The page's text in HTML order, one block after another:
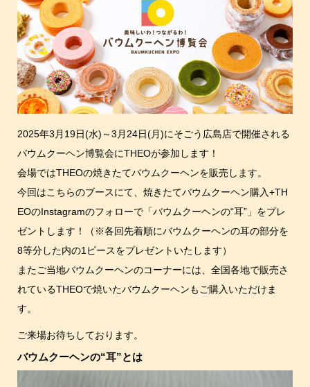
2025年3月19日(水)～3月24日(月)にそごう広島店で開催される
バウムクーヘン博覧会にTHEOが参加します！
会場ではTHEOの焼きたてバウムクーヘンを販売します。
今回はこちらのブースにて、焼きたてバウムクーヘン購入+TH
EOのInstagramのフォローで「バウムクーヘンの“耳”」をプレ
ゼントします！（※各回先着順にバウムクーヘンの耳の部分を
8等分した内の1ピースをプレゼントいたします）
またご当地バウムクーヘンのコーナーには、全国各地で販売さ
れているTHEOで焼いたバウムクーヘンもご購入いただけま
す。
ご来場お待ちしております。
バウムクーヘンの“耳”とは